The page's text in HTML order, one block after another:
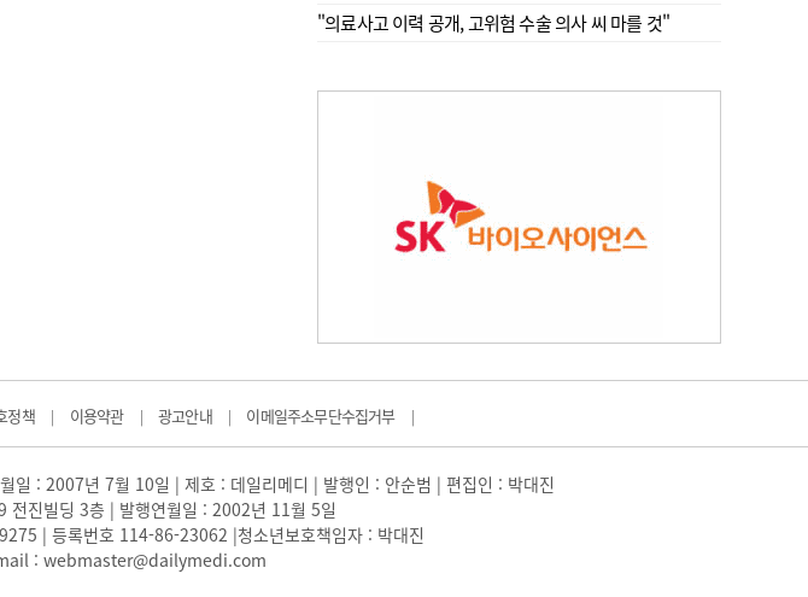
"의료사고 이력 공개, 고위험 수술 의사 씨 마를 것"
정책 | 이용약관 | 광고안내 | 이메일주소무단수집거부 |
일 : 2007년 7월 10일 | 제호 : 데일리메디 | 발행인 : 안순범 | 편집인 : 박대진
전진빌딩 3층 | 발행연월일 : 2002년 11월 5일
| 등록번호 114-86-23062 |청소년보호책임자 : 박대진
mail : webmaster@dailymedi.com